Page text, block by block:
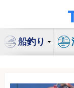
ン
船釣り